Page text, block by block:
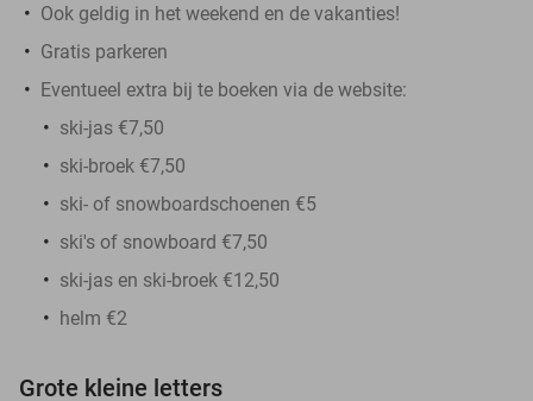
Ook geldig in het weekend en de vakanties!
Gratis parkeren
Eventueel extra bij te boeken via de website:
ski-jas €7,50
ski-broek €7,50
ski- of snowboardschoenen €5
ski's of snowboard €7,50
ski-jas en ski-broek €12,50
helm €2
Grote kleine letters